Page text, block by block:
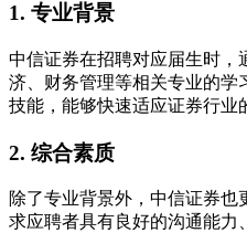
1. 专业背景
中信证券在招聘对应届生时，
济、财务管理等相关专业的学
技能，能够快速适应证券行业
2. 综合素质
除了专业背景外，中信证券
求应聘者具有良好的沟通能力